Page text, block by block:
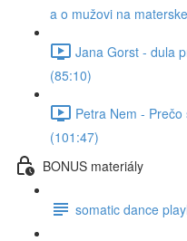
a o mužovi na
Jana Gorst - dula
(85:10)
Petra Nem -
(101:47)
BONUS materiály
somatic dance